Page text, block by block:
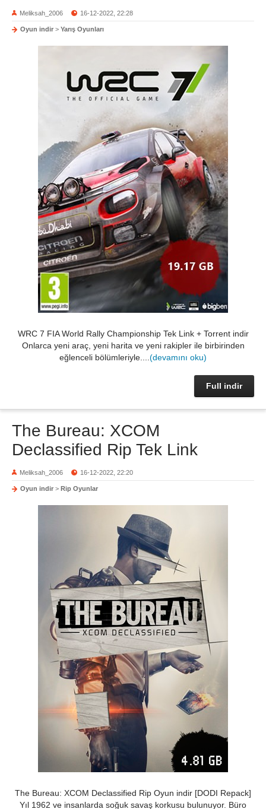
Meliksah_2006 16-12-2022, 22:28
Oyun indir > Yarış Oyunları
WRC 7 FIA World Rally Championship Tek Link + Torrent indir
Onlarca yeni araç, yeni harita ve yeni rakipler ile birbirinden
eğlenceli bölümleriyle.... (devamını oku)
Full indir
The Bureau: XCOM
Declassified Rip Tek Link
Meliksah_2006 16-12-2022, 22:20
Oyun indir > Rip Oyunlar
The Bureau: XCOM Declassified Rip Oyun indir [DODI Repack]
Yıl 1962 ve insanlarda soğuk savaş korkusu bulunuyor. Büro